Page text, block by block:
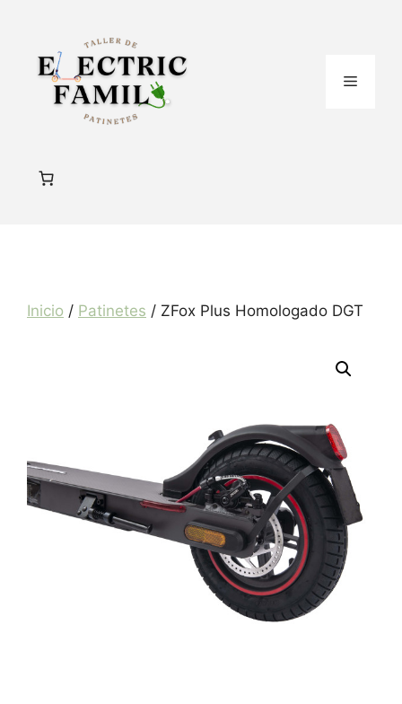
contenido
Menú
Inicio / Patinetes / ZFox Plus Homologado DGT